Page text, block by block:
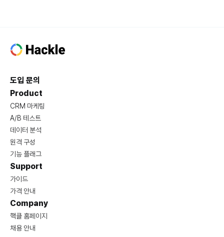
도입 문의
Product
CRM 마케팅
A/B 테스트
데이터 분석
원격 구성
기능 플래그
Support
가이드
가격 안내
Company
핵클 홈페이지
채용 안내